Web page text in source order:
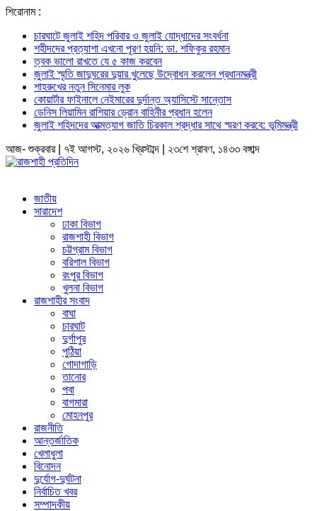
শিরোনাম :
চারঘাটে জুলাই শহিদ পরিবার ও জুলাই যোদ্ধাদের সংবর্ধনা
শহীদদের প্রত্যাশা এখনো পূরণ হয়নি: ডা. শফিকুর রহমান
ত্বক ভালো রাখতে যে ৫ কাজ করবেন
জুলাই স্মৃতি জাদুঘরের দুয়ার খুলেছে উদ্বোধন করলেন প্রধানমন্ত্রী
শাহরুখের নতুন সিনেমার লুক
কোয়ার্টার ফাইনালে নেইমারের দুর্দান্ত অ্যাসিস্টে সান্তোস
ডেনিস লিয়ামিন রাশিয়ার ড্রোন বাহিনীর প্রধান হলেন
জুলাই শহিদদের আত্মত্যাগ জাতি চিরকাল শ্রদ্ধার সাথে স্মরণ করবে: ভূমিমন্ত্রী
আজ- শুক্রবার | ৭ই আগস্ট, ২০২৬ খ্রিস্টাব্দ | ২৩শে শ্রাবণ, ১৪৩৩ বঙ্গাব্দ
জাতীয়
সারাদেশ
ঢাকা বিভাগ
রাজশাহী বিভাগ
চট্টগ্রাম বিভাগ
বরিশাল বিভাগ
রংপুর বিভাগ
খুলনা বিভাগ
রাজশাহীর সংবাদ
বাঘা
চারঘাট
দুর্গাপুর
পুঠিয়া
গোদাগাড়ি
তানোর
পবা
বাগমারা
মোহনপুর
রাজনীতি
আন্তর্জাতিক
খেলাধুলা
বিনোদন
দুর্যোগ-দুর্ঘটনা
নির্বাচিত খবর
সম্পাদকীয়